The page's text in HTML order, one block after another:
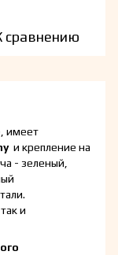
сравнению
, имеет
и крепление на
- зеленый,
и